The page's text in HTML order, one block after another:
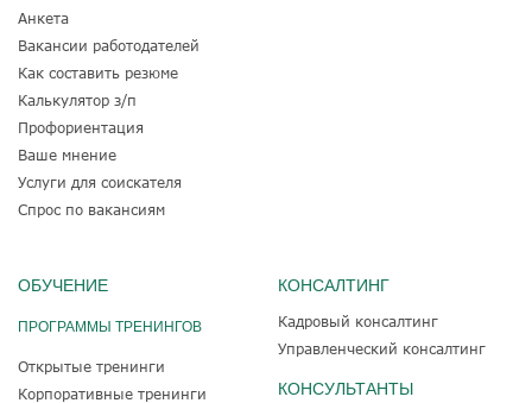
Анкета
Вакансии работодателей
Как составить резюме
Калькулятор з/п
Профориентация
Ваше мнение
Услуги для соискателя
Спрос по вакансиям
ОБУЧЕНИЕ
ПРОГРАММЫ ТРЕНИНГОВ
Открытые тренинги
Корпоративные тренинги
КОНСАЛТИНГ
Кадровый консалтинг
Управленческий консалтинг
КОНСУЛЬТАНТЫ